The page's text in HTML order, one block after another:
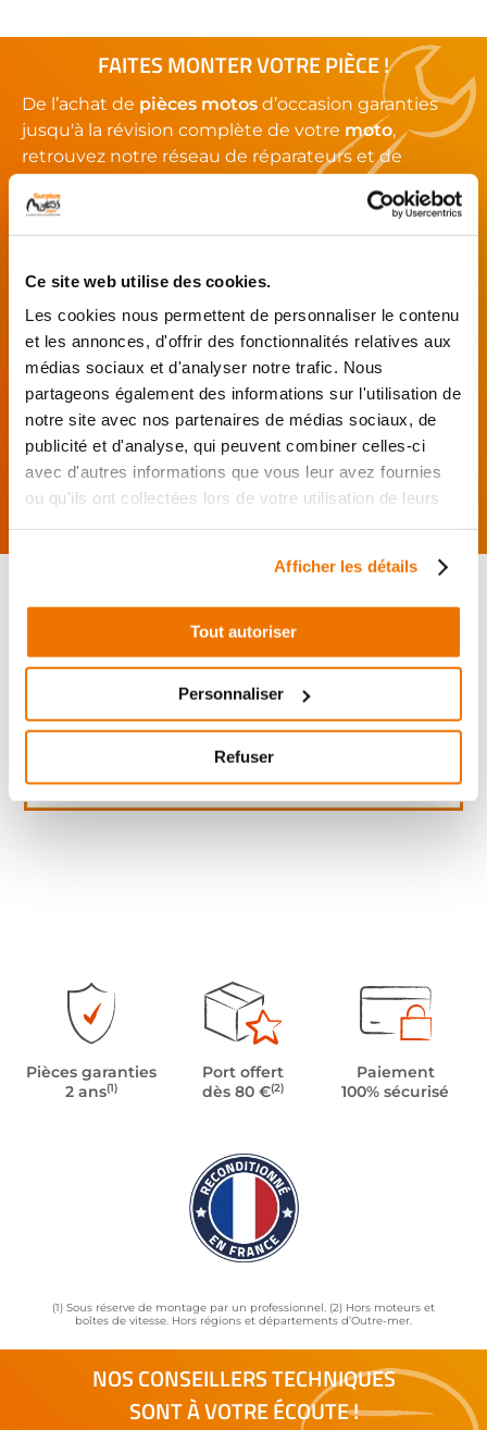
Ce site web utilise des cookies.
Les cookies nous permettent de personnaliser le contenu
et les annonces, d'offrir des fonctionnalités relatives aux
médias sociaux et d'analyser notre trafic. Nous
partageons également des informations sur l'utilisation de
notre site avec nos partenaires de médias sociaux, de
publicité et d'analyse, qui peuvent combiner celles-ci
avec d'autres informations que vous leur avez fournies
ou qu'ils ont collectées lors de votre utilisation de leurs
Afficher les détails
Tout autoriser
Personnaliser
Refuser
FAITES MONTER VOTRE PIÈCE !
De l’achat de pièces motos d’occasion garanties
jusqu'à la révision complète de votre moto,
retrouvez notre réseau de réparateurs et de
commande
directement auprès
du réparateur.
Mes pièces sont livrées et
montées chez le partenaire.
Rechercher par...
Pièces garanties
2 ans(1)
Port offert
dès 80 €(2)
Paiement
100% sécurisé
(1) Sous réserve de montage par un professionnel. (2) Hors moteurs et
boîtes de vitesse. Hors régions et départements d’Outre-mer.
NOS CONSEILLERS TECHNIQUES
SONT À VOTRE ÉCOUTE !